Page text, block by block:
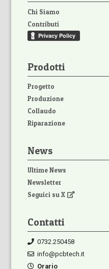
Chi Siamo
Contributi
Prodotti
Progetto
Produzione
Collaudo
Riparazione
News
Ultime News
Newsletter
Seguici su X
Contatti
0732.250458
info@pcbtech.it
Orario